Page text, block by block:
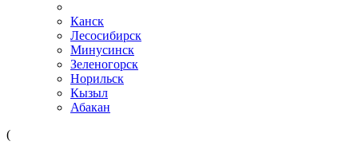
Канск
Лесосибирск
Минусинск
Зеленогорск
Норильск
Кызыл
Абакан
(